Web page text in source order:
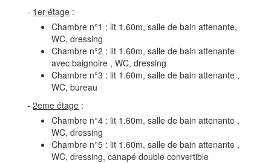
- 1er étage :
Chambre n°1 : lit 1.60m, salle de bain attenante,
WC, dressing
Chambre n°2 : lit 1.60m, salle de bain attenante
avec baignoire , WC, dressing
Chambre n°3 : lit 1.60m, salle de bain attenante ,
WC, bureau
- 2eme étage :
Chambre n°4 : lit 1.60m, salle de bain attenante ,
WC, dressing
Chambre n°5 : lit 1.60m, salle de bain attenante ,
WC, dressing, canapé double convertible